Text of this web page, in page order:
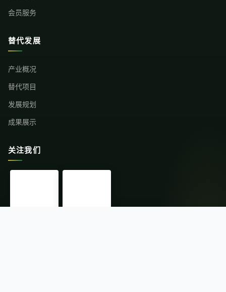
会员服务
替代发展
产业概况
替代项目
发展规划
成果展示
关注我们